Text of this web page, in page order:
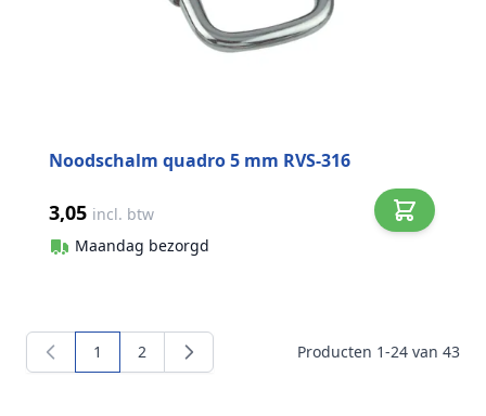
Noodschalm quadro 5 mm RVS-316
3,05 incl. btw
Maandag bezorgd
Producten 1-24 van 43
U lees momenteel pagina
1 Pagina
2